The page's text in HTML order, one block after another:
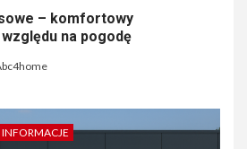
– komfortowy
na pogodę
INFORMACJE